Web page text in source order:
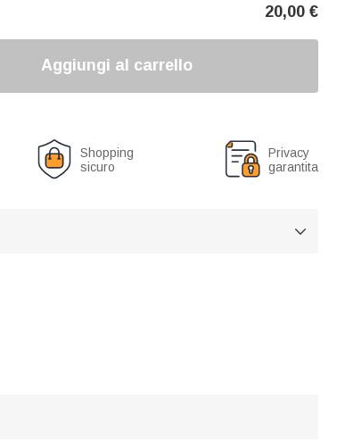
20,00 €
Aggiungi al carrello
Shopping
sicuro
Privacy
garantita
